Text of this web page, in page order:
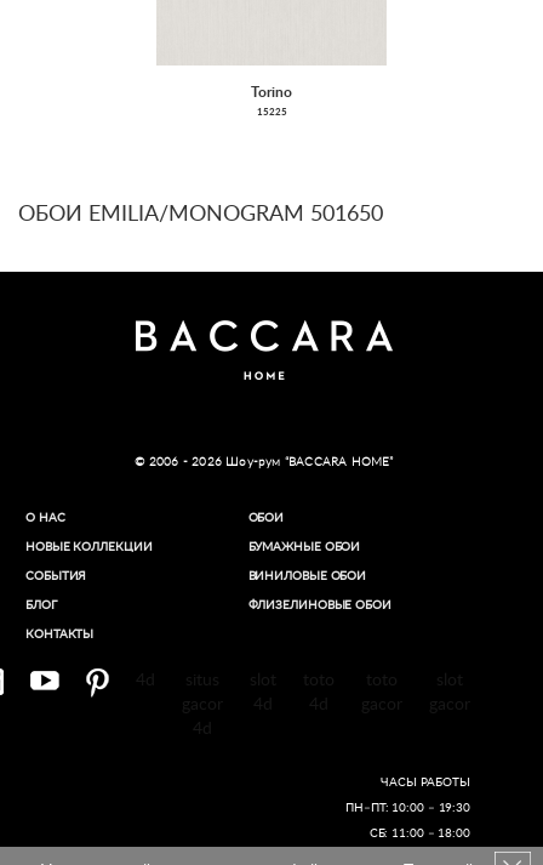
Torino
15225
ОБОИ EMILIA/MONOGRAM 501650
© 2006 - 2026 Шоу-рум “BACCARA HOME”
О НАС
НОВЫЕ КОЛЛЕКЦИИ
СОБЫТИЯ
БЛОГ
КОНТАКТЫ
ОБОИ
БУМАЖНЫЕ ОБОИ
ВИНИЛОВЫЕ ОБОИ​
ФЛИЗЕЛИНОВЫЕ ОБОИ
ЧАСЫ РАБОТЫ
ПН–ПТ: 10:00 – 19:30
СБ: 11:00 – 18:00